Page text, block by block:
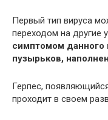
Первый тип вируса
переходом на другие
симптомом данного
пузырьков,
Герпес,
проходит в своем